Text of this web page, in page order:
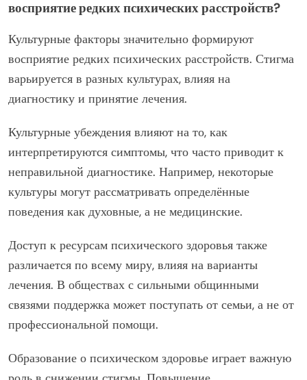
направленных на управление симптомами и
улучшение качества жизни. Понимание и устранение
стигмы, связанной с шизофренией, имеет решающее
значение для поддержки людей, затронутых этим
расстройством.
Как культурные факторы влияют на
восприятие редких психических расстройств?
Культурные факторы значительно формируют
восприятие редких психических расстройств. Стигма
варьируется в разных культурах, влияя на
диагностику и принятие лечения.
Культурные убеждения влияют на то, как
интерпретируются симптомы, что часто приводит к
неправильной диагностике. Например, некоторые
культуры могут рассматривать определённые
поведения как духовные, а не медицинские.